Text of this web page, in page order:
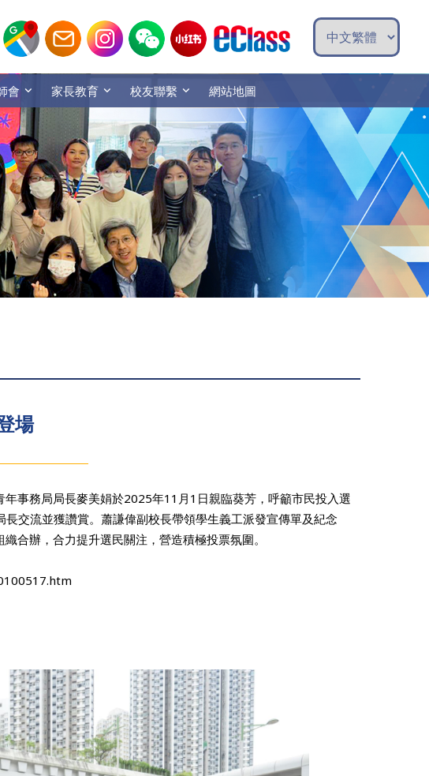
會 家長教育 校友聯繫 網站地圖
場
事務局局長麥美娟於2025年11月1日親臨葵芳，呼籲市民投入選
交流並獲讚賞。蕭謙偉副校長帶領學生義工派發宣傳單及紀念
合辦，合力提升選民關注，營造積極投票氛圍。